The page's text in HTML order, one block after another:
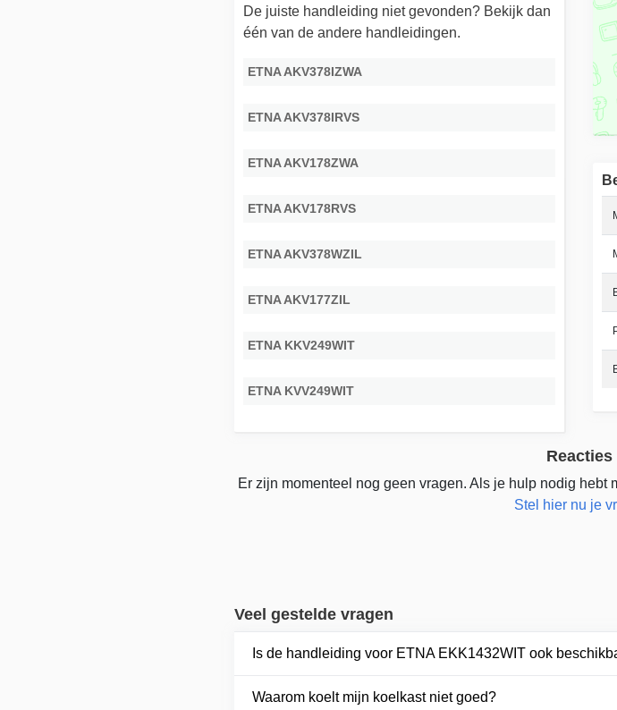
De juiste handleiding niet gevonden? Bekijk dan
één van de andere handleidingen.
ETNA AKV378IZWA
ETNA AKV378IRVS
ETNA AKV178ZWA
ETNA AKV178RVS
ETNA AKV378WZIL
ETNA AKV177ZIL
ETNA KKV249WIT
ETNA KVV249WIT
Reacties
Er zijn momenteel nog geen vragen. Als je hulp nodig hebt
Stel hier nu je
Veel gestelde vragen
Is de handleiding voor ETNA EKK1432WIT ook
Waarom koelt mijn koelkast niet goed?